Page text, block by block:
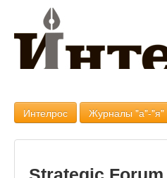
Интелрос Журналы "а"-"я"